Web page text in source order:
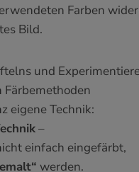
Farben
Bild.
und
eigene Technik:
–
einfach eingefärbt,
werden.